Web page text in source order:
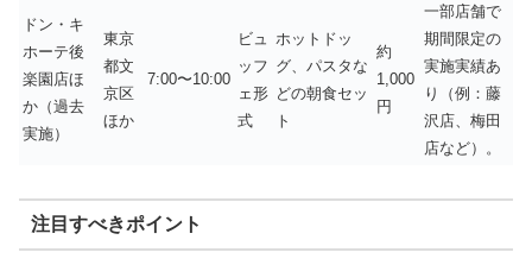
ドン・キ
ホーテ後
楽園店ほ
か（過去
実施）
東京
都文
京区
ほか
7:00〜10:00
ビュ
ッフ
ェ形
式
ホットドッ
グ、パスタな
どの朝食セッ
ト
約
1,000
円
一部店舗で
期間限定の
実施実績あ
り（例：藤
沢店、梅田
店など）。
注目すべきポイント